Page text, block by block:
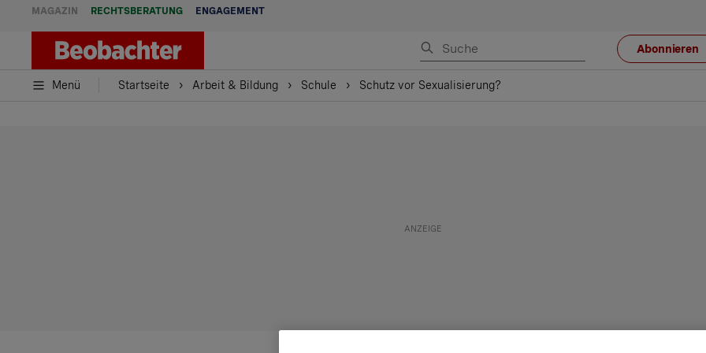
MAGAZIN RECHTSBERATUNG ENGAGEMENT
Abonnieren
Menü Startseite Arbeit & Bildung Schule Schutz vor Sexualisierung?